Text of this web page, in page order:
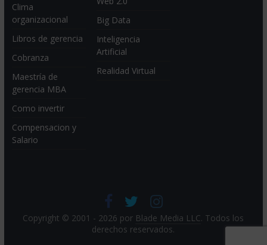
Clima
organizacional
Libros de gerencia
Cobranza
Maestría de
gerencia MBA
Como invertir
Compensacion y
Salario
Big Data
Inteligencia
Artificial
Realidad Virtual
Copyright © 2001 - 2026 por Blade Media LLC. Todos los
derechos reservados.